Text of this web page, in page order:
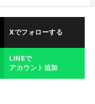
Xでフォローする
LINEで
アカウント追加